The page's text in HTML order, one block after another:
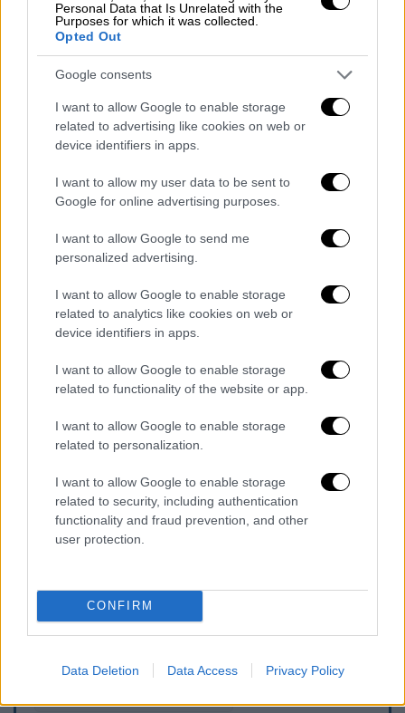
Personal Data that Is Unrelated with the
Purposes for which it was collected.
Opted Out
Google consents
I want to allow Google to enable storage
related to advertising like cookies on web or
device identifiers in apps.
I want to allow my user data to be sent to
Google for online advertising purposes.
I want to allow Google to send me
personalized advertising.
I want to allow Google to enable storage
related to analytics like cookies on web or
device identifiers in apps.
I want to allow Google to enable storage
related to functionality of the website or app.
I want to allow Google to enable storage
related to personalization.
I want to allow Google to enable storage
related to security, including authentication
functionality and fraud prevention, and other
user protection.
CONFIRM
Data Deletion Data Access Privacy Policy
νοσοκομεία έχουν «παγώσει» όλες οι
διαδικασίες ακριβώς επειδή οι Διοικητές
διατυπώνουν τη
νόμο
και πάλι στα θρανίαγια να καθορίσουν το
εργασιακό τους μέλλον.
Εκτός αυτού, όμως, μεταξύ των Διοικητών
υπάρχουν και πολλοί που δεν πληρούν τις
διαθέτουν κανένα τυπικό προσόν (πτυχία,
μεταπτυχιακά, διδακτορικά) που να έχει
συνάφεια με το χώρο της Υγείας όπως
προβλέπει ο νόμος. Γι' αυτό και πολλές
αποφάσεις πλέονδεν υπογράφονται
πολλοί γνωρίζουν ότι θα αποχωρήσουν από
το ΕΣΥ. Γεγονός βέβαια που έχει εντείνει τις
εστιάζεται πλέον και η ανησυχία της ηγεσίας
του υπουργείου Υγείας, καθώς τις επόμενες
εβδομάδες αναμένεται να αυξηθεί ο φόρτος
εργασίας στα νοσοκομεία εξαιτίας και της
αύξησης των περιστατικών Covid, γρίπης και
αναπνευστικών λοιμώξεων.
Τα σχολιά σας δημοσιεύονται άμεσα με δική σας ευθύνη. Το
ΕΘΝΟΣ θα παρεμβαίνει και τα προσβλητικά σχόλια θα